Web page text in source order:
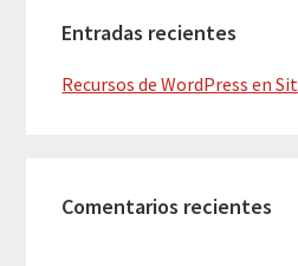
Entradas recientes
Recursos de WordPress en
Comentarios recientes